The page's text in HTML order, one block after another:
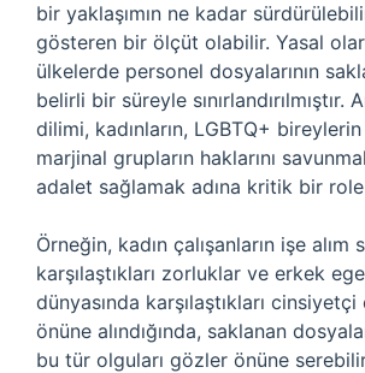
bir yaklaşımın ne kadar
gösteren bir ölçüt olabilir. Yasal
ülkelerde personel dosyalarının
belirli bir süreyle sınırlandırılmıştır.
dilimi, kadınların, LGBTQ+
marjinal grupların haklarını
adalet sağlamak adına kritik bir
Örneğin, kadın çalışanların işe alım
karşılaştıkları zorluklar ve erkek
dünyasında karşılaştıkları
önüne alındığında, saklanan
bu tür olguları gözler önüne